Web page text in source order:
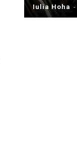
Iulia Hoha -